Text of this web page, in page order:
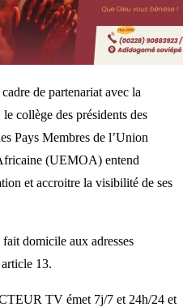
de partenariat avec la
collège des présidents des
Pays Membres de l’Union
(UEMOA) entend
et accroitre la visibilité de ses
domicile aux adresses
13.
TV émet 7j/7 et 24h/24 et